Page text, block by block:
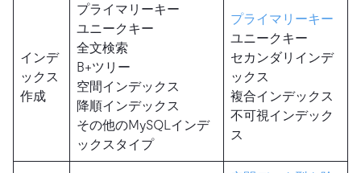
インデ
ックス
作成
プライマリーキー
ユニークキー
全文検索
B+ツリー
空間インデックス
降順インデックス
その他のMySQLインデ
ックスタイプ
プライマリーキー
ユニークキー
セカンダリインデ
ックス
複合インデックス
不可視インデック
ス